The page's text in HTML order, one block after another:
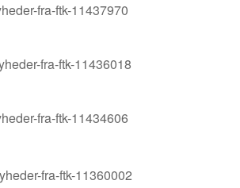
fra-ftk-11437970
fra-ftk-11436018
fra-ftk-11434606
fra-ftk-11360002